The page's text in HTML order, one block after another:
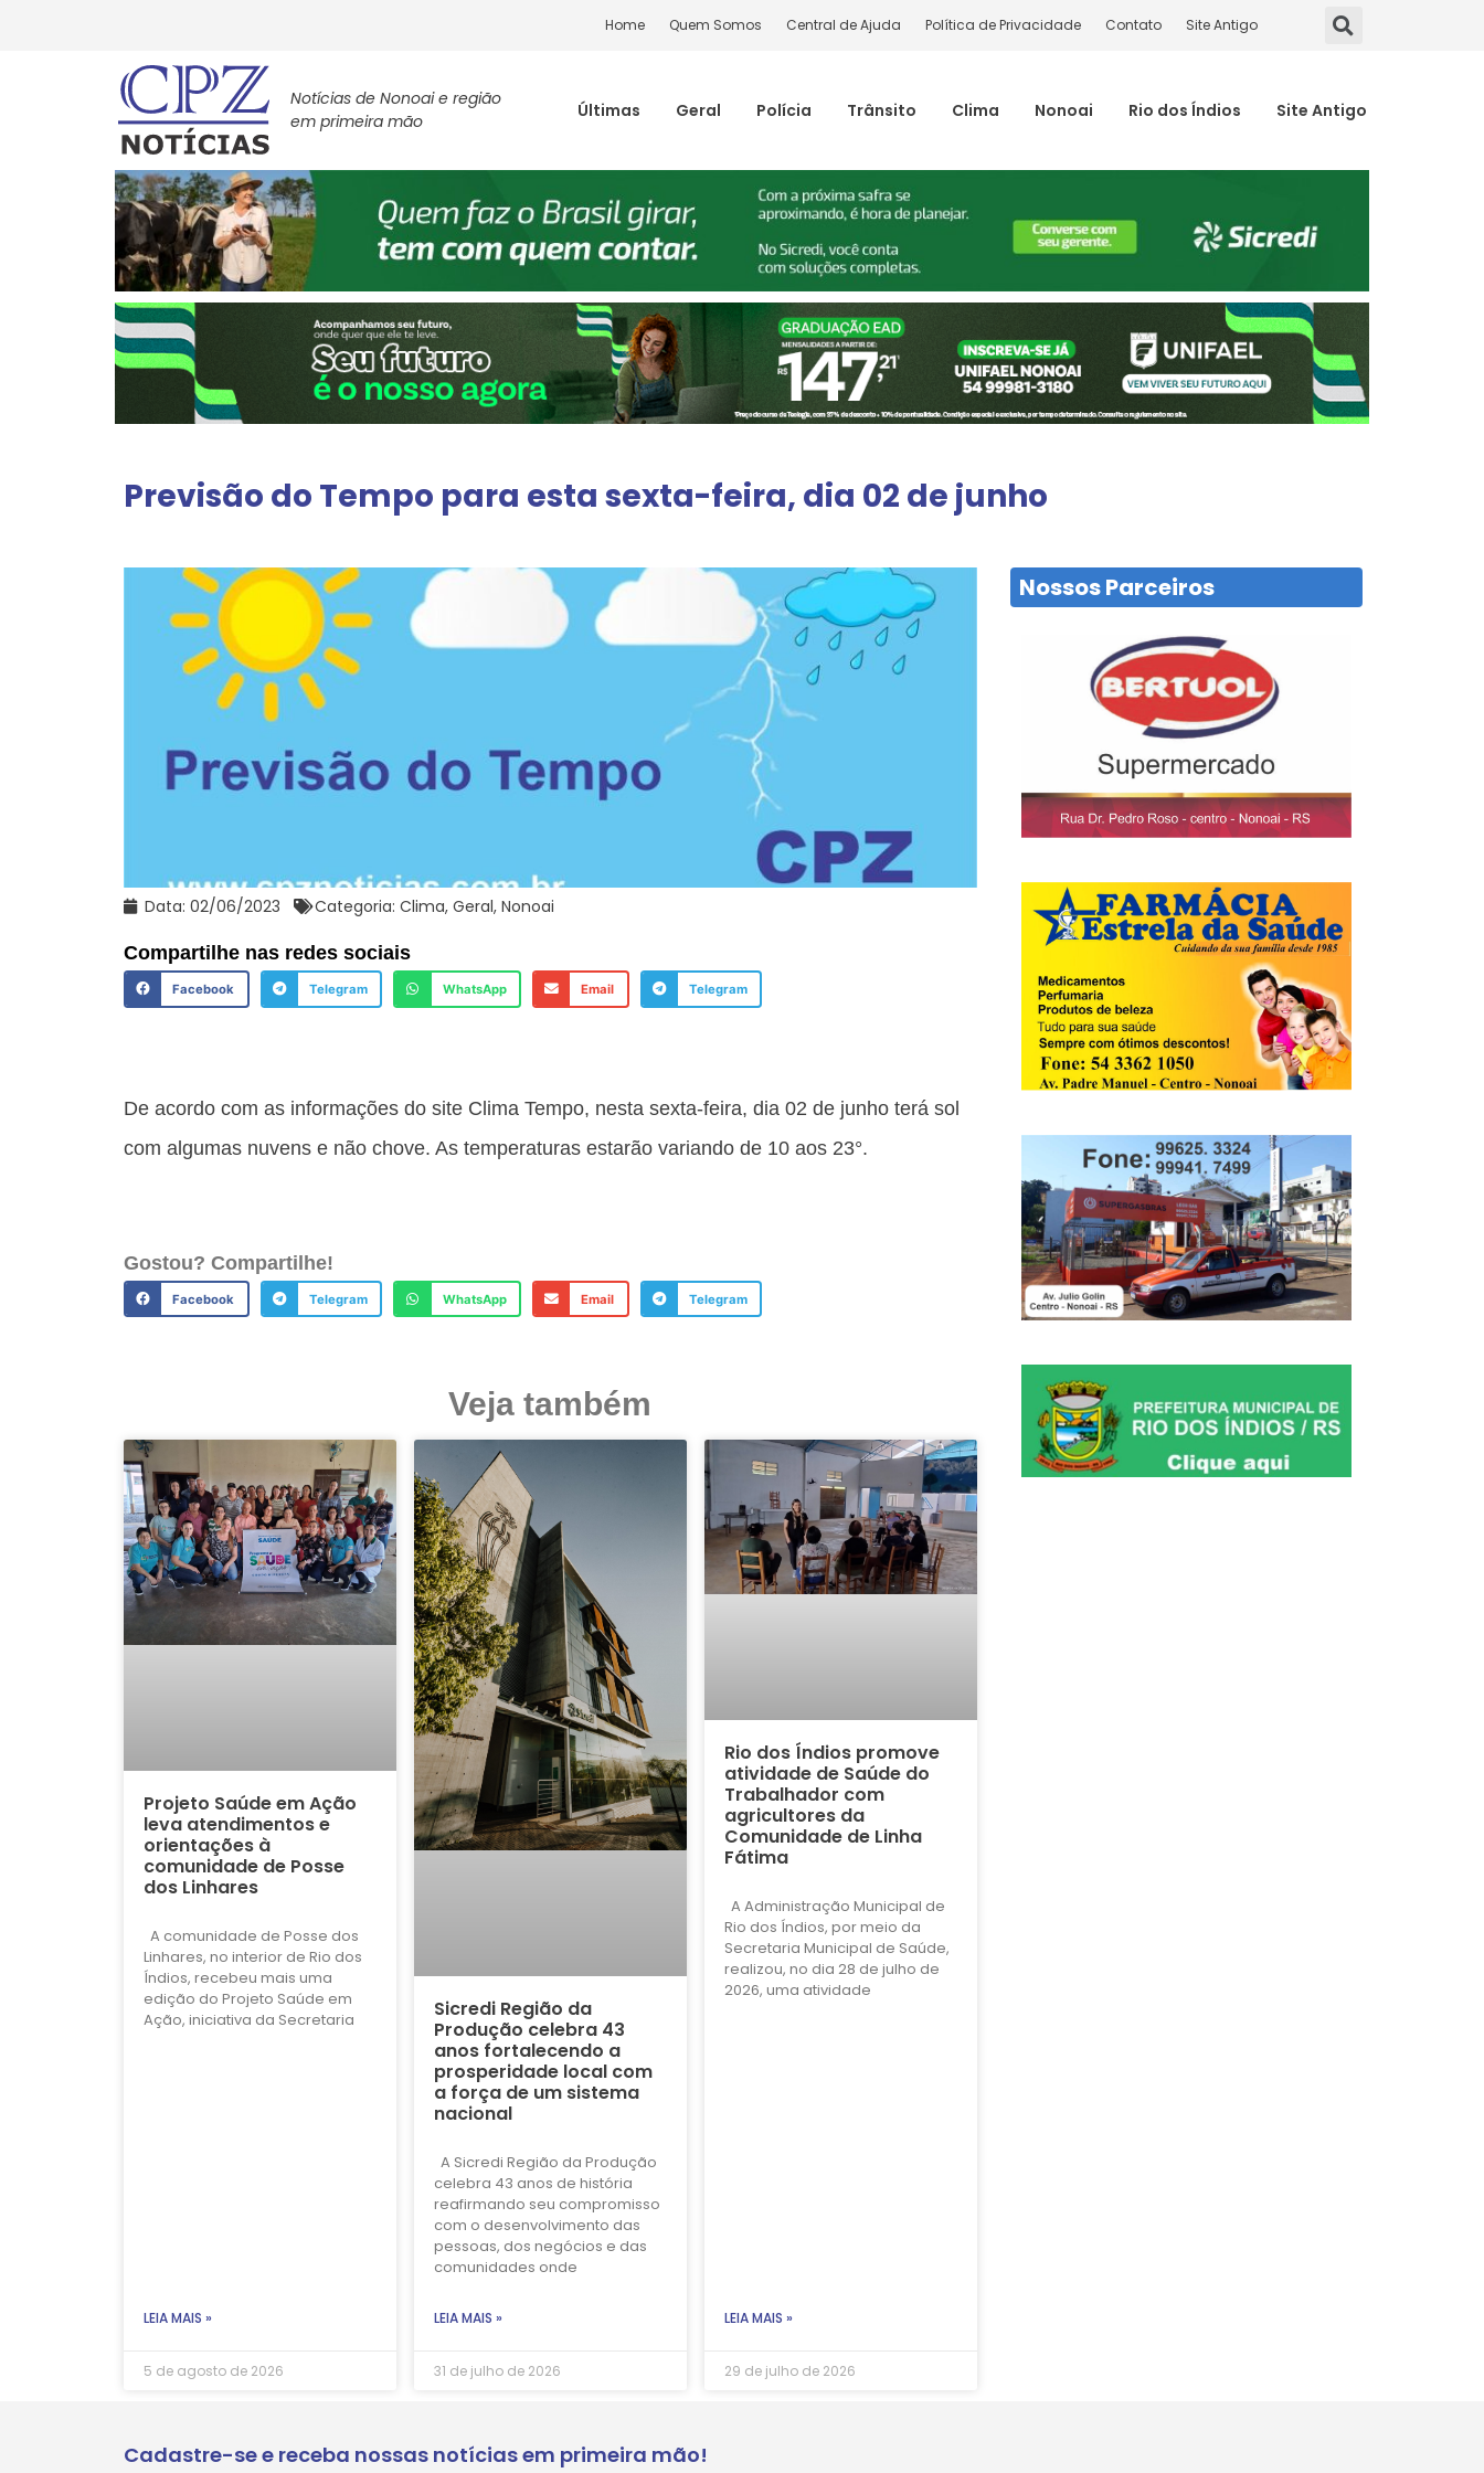
Home Quem Somos Central de Ajuda Política de Privacidade Contato Site Antigo
Notícias de Nonoai e região
em primeira mão
Últimas Geral Polícia Trânsito Clima Nonoai Rio dos Índios Site Antigo
Previsão do Tempo para esta sexta-feira, dia 02 de junho
Data: 02/06/2023 Categoria: Clima, Geral, Nonoai
Compartilhe nas redes sociais
Facebook Telegram WhatsApp Email Telegram
De acordo com as informações do site Clima Tempo, nesta sexta-feira, dia 02 de junho terá sol
com algumas nuvens e não chove. As temperaturas estarão variando de 10 aos 23°.
Gostou? Compartilhe!
Facebook Telegram WhatsApp Email Telegram
Veja também
Projeto Saúde em Ação
leva atendimentos e
orientações à
comunidade de Posse
dos Linhares
A comunidade de Posse dos
Linhares, no interior de Rio dos
Índios, recebeu mais uma
edição do Projeto Saúde em
Ação, iniciativa da Secretaria
LEIA MAIS »
5 de agosto de 2026
Sicredi Região da
Produção celebra 43
anos fortalecendo a
prosperidade local com
a força de um sistema
nacional
A Sicredi Região da Produção
celebra 43 anos de história
reafirmando seu compromisso
com o desenvolvimento das
pessoas, dos negócios e das
comunidades onde
LEIA MAIS »
31 de julho de 2026
Rio dos Índios promove
atividade de Saúde do
Trabalhador com
agricultores da
Comunidade de Linha
Fátima
A Administração Municipal de
Rio dos Índios, por meio da
Secretaria Municipal de Saúde,
realizou, no dia 28 de julho de
2026, uma atividade
LEIA MAIS »
29 de julho de 2026
Nossos Parceiros
Cadastre-se e receba nossas notícias em primeira mão!